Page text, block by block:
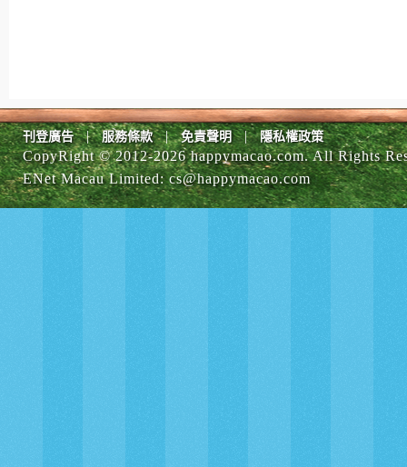
刊登廣告 | 服務條款 | 免責聲明 | 隱私權政策
CopyRight © 2012-2026 happymacao.com. All Rights
ENet Macau Limited:cs@happymacao.com